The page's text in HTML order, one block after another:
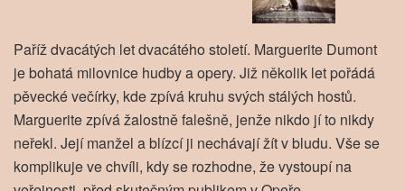
Paříž dvacátých let dvacátého století. Marguerite Dumont
je bohatá milovnice hudby a opery. Již několik let pořádá
pěvecké večírky, kde zpívá kruhu svých stálých hostů.
Marguerite zpívá žalostně falešně, jenže nikdo jí to nikdy
neřekl. Její manžel a blízcí ji nechávají žít v bludu. Vše se
komplikuje ve chvíli, kdy se rozhodne, že vystoupí na